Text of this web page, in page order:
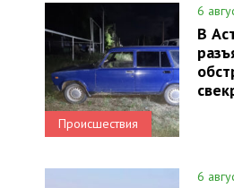
Происшествия
6
В
6